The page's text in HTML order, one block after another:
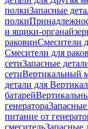
полкиЗапасные
полки
и ящики-
раковинСмесители
Смесители для
сетиЗапасные
сетиВертикальный
детали для
батарей
генератора
питание от
смесительЗапасные